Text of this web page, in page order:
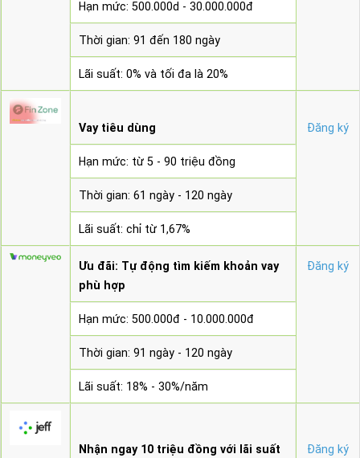
Hạn mức: 500.000d - 30.000.000đ
Thời gian: 91 đến 180 ngày
Lãi suất: 0% và tối đa là 20%
Vay tiêu dùng Đăng ký
Hạn mức: từ 5 - 90 triệu đồng
Thời gian: 61 ngày - 120 ngày
Lãi suất: chỉ từ 1,67%
Ưu đãi: Tự động tìm kiếm khoản vay
phù hợp
Đăng ký
Hạn mức: 500.000đ - 10.000.000đ
Thời gian: 91 ngày - 120 ngày
Lãi suất: 18% - 30%/năm
Nhận ngay 10 triệu đồng với lãi suất
Đăng ký